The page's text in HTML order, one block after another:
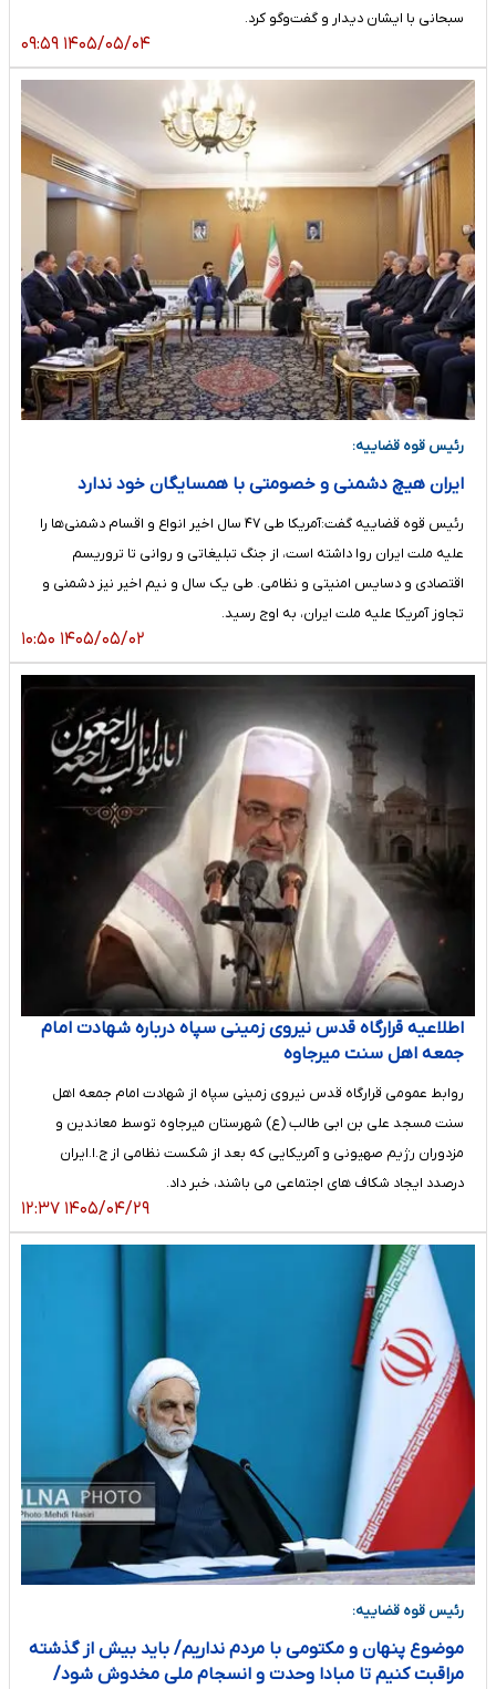
سبحانی با ایشان دیدار و گفت‌و‌گو کرد.
۱۴۰۵/۰۵/۰۴ ۰۹:۵۹
رئیس قوه قضاییه:
ایران هیچ دشمنی و خصومتی با همسایگان خود ندارد
رئیس قوه قضاییه گفت:آمریکا طی ۴۷ سال اخیر انواع و اقسام دشمنی‌ها را
علیه ملت ایران روا داشته است، از جنگ تبلیغاتی و روانی تا تروریسم
اقتصادی و دسایس امنیتی و نظامی. طی یک سال و نیم اخیر نیز دشمنی و
تجاوز آمریکا علیه ملت ایران، به اوج رسید.
۱۴۰۵/۰۵/۰۲ ۱۰:۵۰
اطلاعیه قرارگاه قدس نیروی زمینی سپاه درباره شهادت امام
جمعه اهل سنت میرجاوه
روابط عمومی قرارگاه قدس نیروی زمینی سپاه از شهادت امام جمعه اهل
سنت مسجد علی بن ابی طالب (ع) شهرستان میرجاوه توسط معاندین و
مزدوران رژیم صهیونی و آمریکایی که بعد از شکست نظامی از ج.ا.ایران
درصدد ایجاد شکاف های اجتماعی می باشند، خبر داد.
۱۴۰۵/۰۴/۲۹ ۱۲:۳۷
رئیس قوه قضاییه:
موضوع پنهان و مکتومی با مردم نداریم/ باید بیش از گذشته
مراقبت کنیم تا مبادا وحدت و انسجام ملی مخدوش شود/